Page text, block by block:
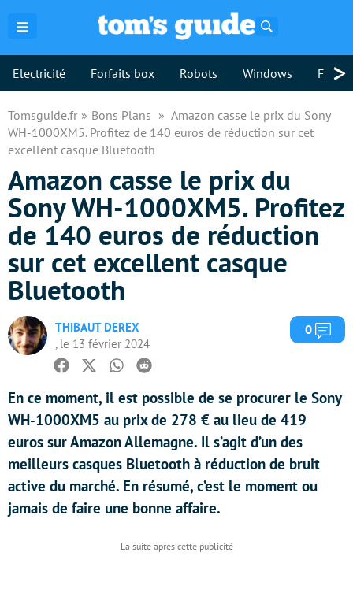
Electricité Forfaits box Robots Windows >
Tomsguide.fr Bons Plans
Amazon casse le prix du Sony
WH-1000XM5. Profitez de 140 euros de réduction sur cet
excellent casque Bluetooth
Amazon casse le prix du
Sony WH-1000XM5. Profitez
de 140 euros de réduction
sur cet excellent casque
Bluetooth
THIBAUT DEREX
, le 13 février 2024
0
Facebook
TwitterWhatsapp
Reddit
En ce moment, il est possible de se procurer le Sony
WH-1000XM5 au prix de 278 € au lieu de 419
euros sur Amazon Allemagne. Il s’agit d’un des
meilleurs casques Bluetooth à réduction de bruit
active du marché. En résumé, c’est le moment ou
jamais de faire une bonne affaire.